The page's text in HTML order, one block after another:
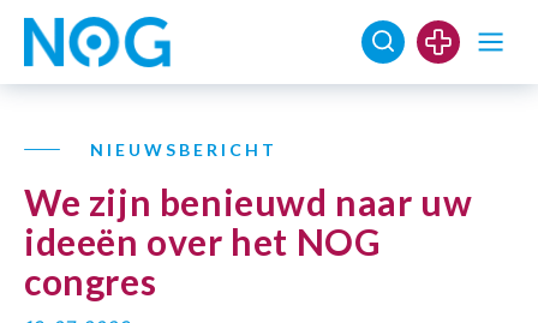
NIEUWSBERICHT
We zijn benieuwd naar uw
ideeën over het NOG
congres